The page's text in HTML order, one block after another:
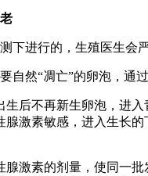
下进行的，生殖医生会
自然“凋亡”的卵泡，通
后不再新生卵泡，进
激素敏感，进入生长
激素的剂量，使同一